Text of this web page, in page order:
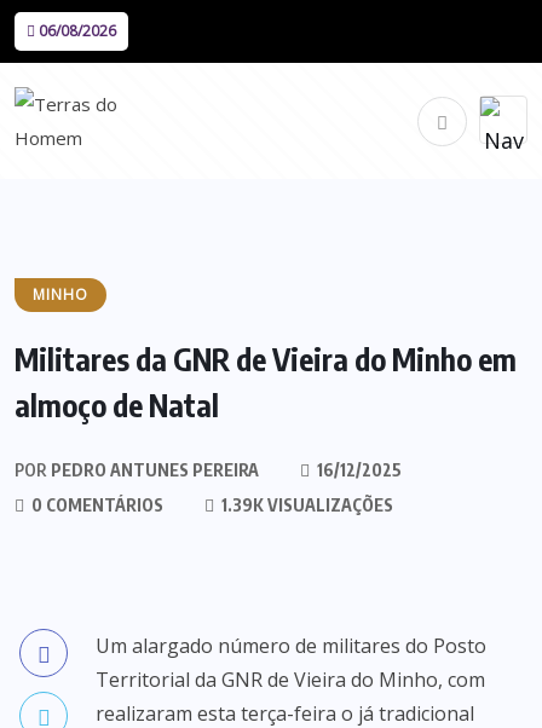
06/08/2026
MINHO
Militares da GNR de Vieira do Minho em
almoço de Natal
POR PEDRO ANTUNES PEREIRA
16/12/2025
0 COMENTÁRIOS
1.39K VISUALIZAÇÕES
Um alargado número de militares do Posto
Territorial da GNR de Vieira do Minho, com
realizaram esta terça-feira o já tradicional